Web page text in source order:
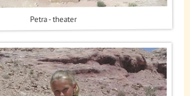
Petra - theater